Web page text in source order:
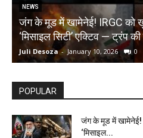
NEWS
जंग के मूड में खामेनेई! IRGC को
‘मिसाइल सिटी’ एक्टिव — ट्रंप
Juli Desoza - January 10, 2026 0
POPULAR
जंग के मूड में खामेनेई!
‘मिसाइल...